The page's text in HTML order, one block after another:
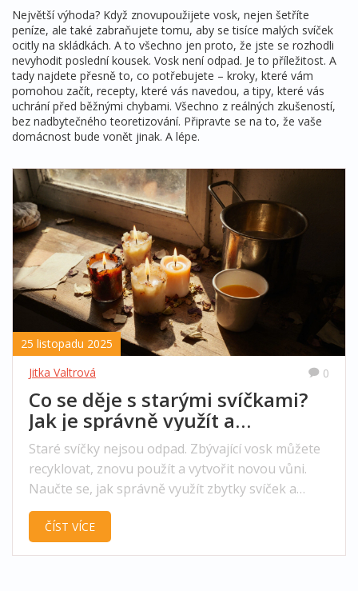
Největší výhoda? Když znovupoužijete vosk, nejen šetříte
peníze, ale také zabraňujete tomu, aby se tisíce malých svíček
ocitly na skládkách. A to všechno jen proto, že jste se rozhodli
nevyhodit poslední kousek. Vosk není odpad. Je to příležitost. A
tady najdete přesně to, co potřebujete – kroky, které vám
pomohou začít, recepty, které vás navedou, a tipy, které vás
uchrání před běžnými chybami. Všechno z reálných zkušeností,
bez nadbytečného teoretizování. Připravte se na to, že vaše
domácnost bude vonět jinak. A lépe.
25 listopadu 2025
Jitka Valtrová
0
Co se děje s starými svíčkami?
Jak je správně využít a
nevyhodit
Staré svíčky nejsou odpad. Zbývající vosk můžete
recyklovat, znovu použít a vytvořit novou vůni.
Naučte se, jak správně využít zbytky svíček a
nevyhazovat je zbytečně.
ČÍST VÍCE